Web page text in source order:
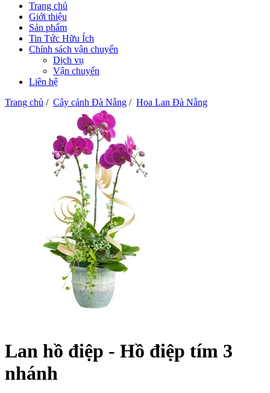
Trang chủ
Giới thiệu
Sản phẩm
Tin Tức Hữu Ích
Chính sách vận chuyển
Dịch vụ
Vận chuyển
Liên hệ
Trang chủ / Cây cảnh Đà Nẵng / Hoa Lan Đà Nẵng
Lan hồ điệp - Hồ điệp tím 3
nhánh